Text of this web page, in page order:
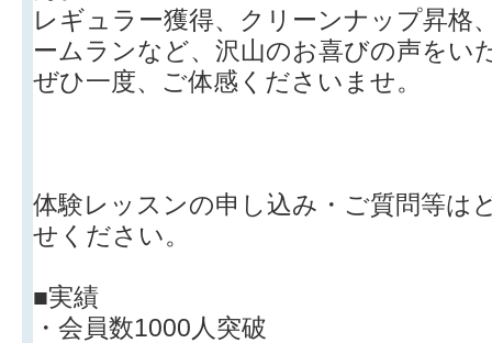
レギュラー獲得、クリーンナップ昇格
ームランなど、沢山のお喜びの声をい
ぜひ一度、ご体感くださいませ。
体験レッスンの申し込み・ご質問等は
せください。
■実績
・会員数1000人突破